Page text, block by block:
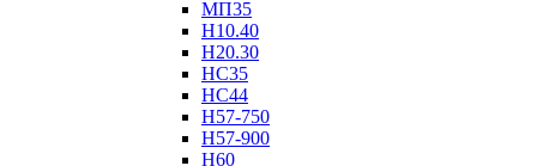
МП35
Н10.40
Н20.30
НС35
НС44
Н57-750
Н57-900
Н60